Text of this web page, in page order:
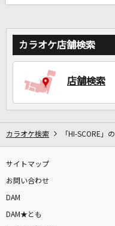
家族や友
カラオケ店舗検索
店舗検索
カラオケ検索 「HI-SCORE」
サイトマップ
お問い合わせ
DAM
DAM★とも